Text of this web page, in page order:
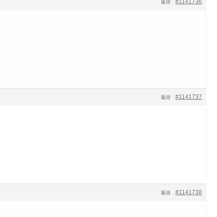
#1141736
返信
#1141737
返信
#1141738
返信